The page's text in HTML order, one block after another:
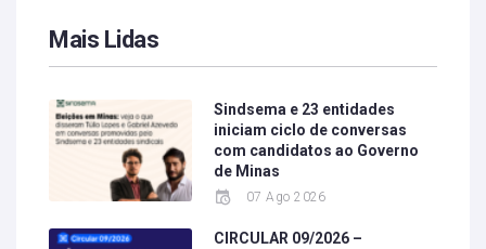
Mais Lidas
Sindsema e 23 entidades
iniciam ciclo de conversas
com candidatos ao Governo
de Minas
07 Ago 2026
CIRCULAR 09/2026 –